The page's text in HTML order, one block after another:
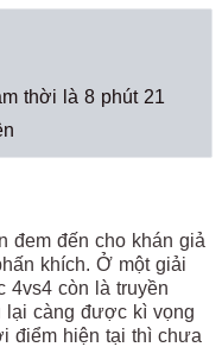
thời là 8 phút 21
đem đến cho khán giả
khích. Ở một giải
4vs4 còn là truyền
lại càng được kì vọng
điểm hiện tại thì chưa